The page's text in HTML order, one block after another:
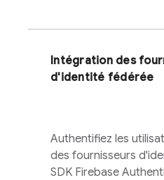
Intégration des
d'identité fédérée
Authentifiez les
des fournisseurs
SDK Firebase